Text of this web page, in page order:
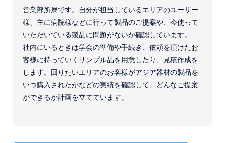
FAX：042-728-0163
© ASIAKIZAI Inc. All Rights Reserved.
営業部所属です。自分が担当しているエリアのユーザー
様、主に病院様などに行って製品のご提案や、今使って
いただいている製品に問題がないか確認しています。
社内にいるときは学会の準備や手続き、依頼を頂けたお
客様に持っていくサンプル品を用意したり、見積作成を
します。回りたいエリアのお客様がアジア器材の製品を
いつ購入されたかなどの実績を確認して、どんなご提案
ができるか計画を立てています。